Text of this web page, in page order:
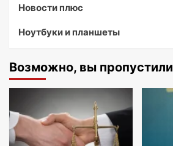
Новости плюс
Ноутбуки и планшеты
Возможно, вы пропустили